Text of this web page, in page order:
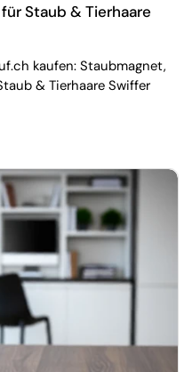
Staub & Tierhaare
kaufen: Staubmagnet,
& Tierhaare Swiffer